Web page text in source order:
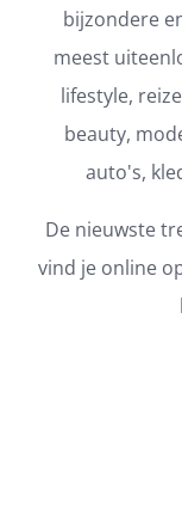
bijzondere
meest
lifestyle,
beauty,
auto's,
De nieuwste
vind je online